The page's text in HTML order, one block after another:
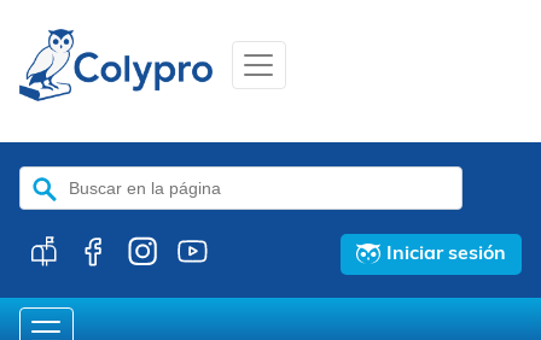
Buscar:
Iniciar sesión